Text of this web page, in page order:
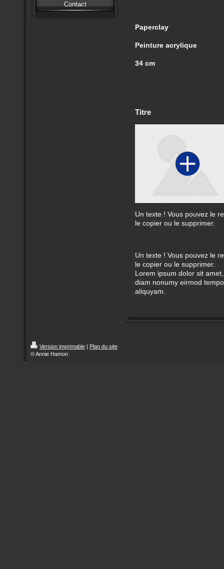
Contact
Paperclay
Peinture acrylique
34 cm
Titre
Un texte ! Vous pouvez le
le copier ou le supprimer.
Un texte ! Vous pouvez le
le copier ou le supprimer.
Lorem ipsum dolor sit
diam nonumy eirmod
aliquyam.
Version imprimable | Plan du site
© Annie Hamon